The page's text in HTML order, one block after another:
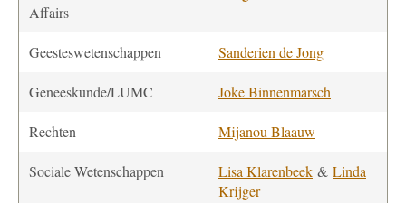
Affairs
Geesteswetenschappen Sanderien de Jong
Geneeskunde/LUMC Joke Binnenmarsch
Rechten Mijanou Blaauw
Sociale Wetenschappen Lisa Klarenbeek & Linda
Krijger